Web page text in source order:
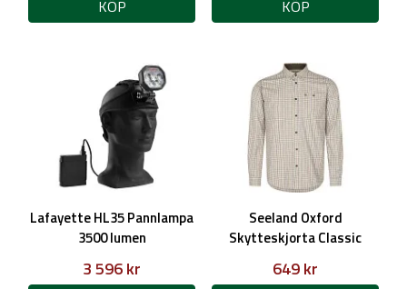
KÖP KÖP
Lafayette HL35 Pannlampa
3500 lumen
3 596 kr
Seeland Oxford
Skytteskjorta Classic
Herr
649 kr